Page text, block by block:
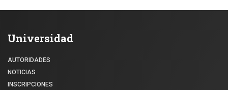
Universidad
AUTORIDADES
NOTICIAS
INSCRIPCIONES